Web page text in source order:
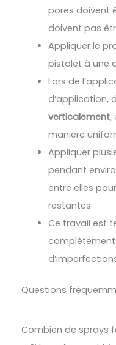
pores doivent
doivent pas
Appliquer le
pistolet à une
Lors de
d’application,
verticalement,
manière
Appliquer
pendant
entre elles
restantes.
Ce travail est
Questions
Combien de sprays